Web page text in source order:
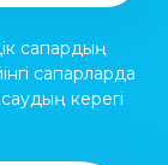
сапардың
сапарларда
керегі